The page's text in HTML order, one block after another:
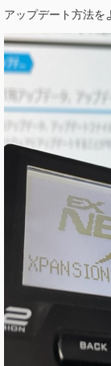
アップデート方法を